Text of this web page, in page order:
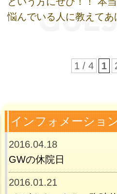
悩んでいる人に教えてあ
1 / 4 1
インフォメーショ
2016.04.18
GWの休院日
2016.01.21